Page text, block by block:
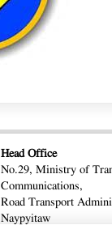
Head Office
No.29, Ministry of
Communications,
Road Transport
Naypyitaw